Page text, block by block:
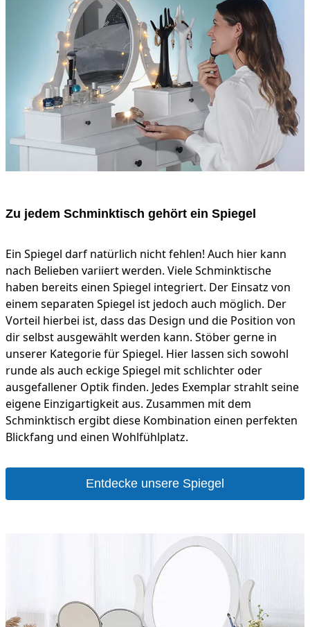
Zu jedem Schminktisch gehört ein Spiegel
Ein Spiegel darf natürlich nicht fehlen! Auch hier kann
nach Belieben variiert werden. Viele Schminktische
haben bereits einen Spiegel integriert. Der Einsatz von
einem separaten Spiegel ist jedoch auch möglich. Der
Vorteil hierbei ist, dass das Design und die Position von
dir selbst ausgewählt werden kann. Stöber gerne in
unserer Kategorie für Spiegel. Hier lassen sich sowohl
runde als auch eckige Spiegel mit schlichter oder
ausgefallener Optik finden. Jedes Exemplar strahlt seine
eigene Einzigartigkeit aus. Zusammen mit dem
Schminktisch ergibt diese Kombination einen perfekten
Blickfang und einen Wohlfühlplatz.
Entdecke unsere Spiegel